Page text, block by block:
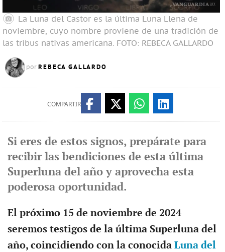
La Luna del Castor es la última Luna Llena de
noviembre, cuyo nombre proviene de una tradición de
las tribus nativas americana. FOTO: REBECA GALLARDO
por REBECA GALLARDO
COMPARTIR
Si eres de estos signos, prepárate para
recibir las bendiciones de esta última
Superluna del año y aprovecha esta
poderosa oportunidad.
El próximo 15 de noviembre de 2024
seremos testigos de la última Superluna del
año, coincidiendo con la conocidaLuna del